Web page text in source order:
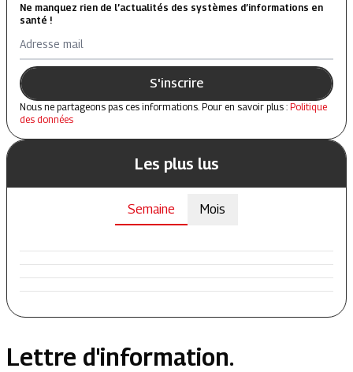
Ne manquez rien de l’actualités des systèmes d’informations en
santé !
Adresse mail
S'inscrire
Nous ne partageons pas ces informations. Pour en savoir plus : Politique
des données
Les plus lus
Semaine Mois
Lettre d'information.